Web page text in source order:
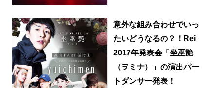
意外な組み合わせでいっ
たいどうなるの？！Rei
2017年発表会「坐巫艶
（ヲミナ）」の演出パー
トダンサー発表！